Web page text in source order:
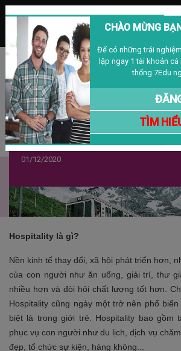
MENU
Đăng nhập Đăng ký
Du Học Ngành Khách Sạn Du
Thụy Sỹ
01/12/2020
Hospitality là gì?
Nền kinh tế thay đổi, xã hội phát triển hơn,
của con người như ăn uống, giải trí, thư
nhiều hơn và đòi hỏi chất lượng tốt hơn.
Hospitality cũng ngày một trở nên phổ
biệt là trong giới trẻ. Hospitality bao gồm
phục vụ con người như du lịch, dịch vụ
đẹp, tổ chức sự kiện, hàng không...
CHÀO MỪNG
Để có những trải
lập ngay 1 tài khoản cá
thống 7Edu
TÌM